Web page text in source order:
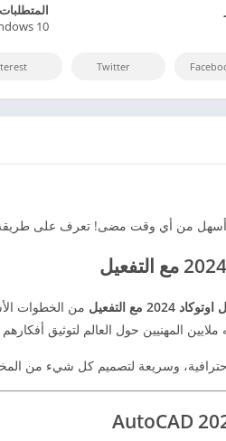
المتطلبات
10
Twitter
2024 مع التفعيل
ملايين المهنيين حول العالم لتوثيق